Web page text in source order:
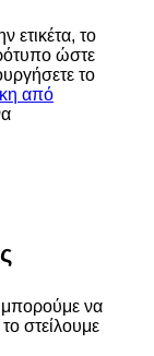
ετικέτα, το
ώστε
το
από
μπορούμε να
στείλουμε